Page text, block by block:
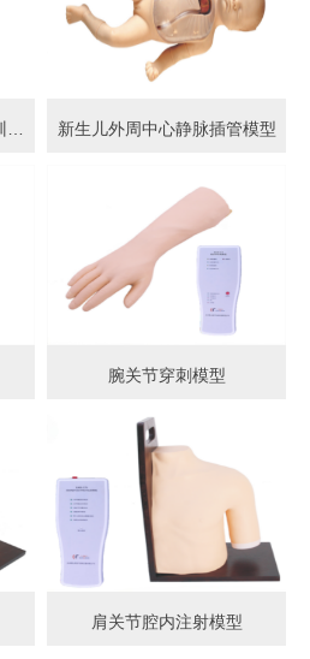
儿童股静脉与股动脉穿刺训练模型 新生儿外周中心静脉插管模型
腕关节穿刺模型
肩关节腔内注射模型